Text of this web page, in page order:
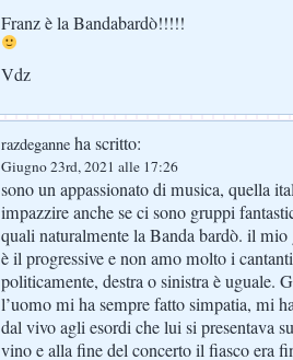
Franz è la Bandabardò!!!!!
Vdz
razdeganne ha scritto:
Giugno 23rd, 2021 alle 17:26
sono un appassionato di musica, quella
impazzire anche se ci sono gruppi
quali naturalmente la Banda bardò. il
è il progressive e non amo molto i
politicamente, destra o sinistra è uguale.
l’uomo mi ha sempre fatto simpatia, mi
dal vivo agli esordi che lui si presentava
vino e alla fine del concerto il fiasco era